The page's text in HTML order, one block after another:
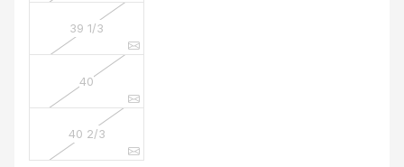
39 1/3
40
40 2/3